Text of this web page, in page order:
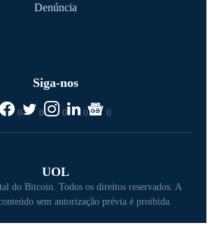
Denúncia
Siga-nos
0 0 0 0 0
UOL
do Bitcoin. Todos os direitos reservados. A
sem autorização prévia é proibida.